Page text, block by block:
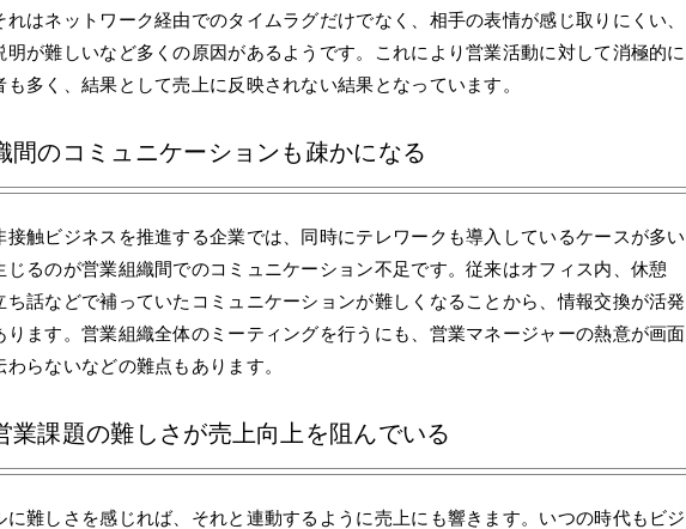
れはネットワーク経由でのタイムラグだけでなく、相手の表情が感じ取りにくい、
明が難しいなど多くの原因があるようです。これにより営業活動に対して消極的に
多く、結果として売上に反映されない結果となっています。
のコミュニケーションも疎かになる
接触ビジネスを推進する企業では、同時にテレワークも導入しているケースが多い
じるのが営業組織間でのコミュニケーション不足です。従来はオフィス内、休憩
ち話などで補っていたコミュニケーションが難しくなることから、情報交換が活発
ります。営業組織全体のミーティングを行うにも、営業マネージャーの熱意が画面
らないなどの難点もあります。
課題の難しさが売上向上を阻んでいる
に難しさを感じれば、それと連動するように売上にも響きます。いつの時代もビジ